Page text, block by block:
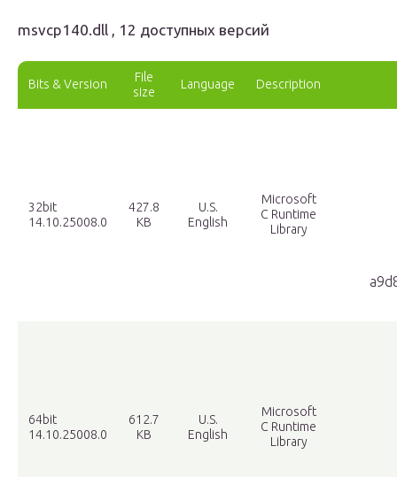
msvcp140.dll , 12 доступных версий
Bits & Version
File
size
Language Description
32bit
14.10.25008.0
427.8
KB
U.S.
English
Microsoft
C Runtime
Library
64bit
14.10.25008.0
612.7
KB
U.S.
English
Microsoft
C Runtime
Library